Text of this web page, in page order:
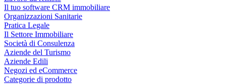
Il tuo software CRM immobiliare
Organizzazioni Sanitarie
Pratica Legale
Il Settore Immobiliare
Società di Consulenza
Aziende del Turismo
Aziende Edili
Negozi ed eCommerce
Categorie di prodotto